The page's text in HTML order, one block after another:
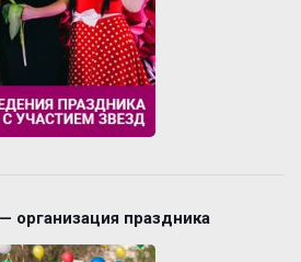
организация праздника